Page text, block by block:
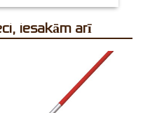
iesakām arī